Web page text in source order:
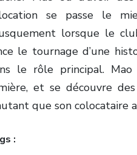
se passe le
lorsque le
le tournage d’une
le rôle principal.
et se découvre
que son colocataire
: